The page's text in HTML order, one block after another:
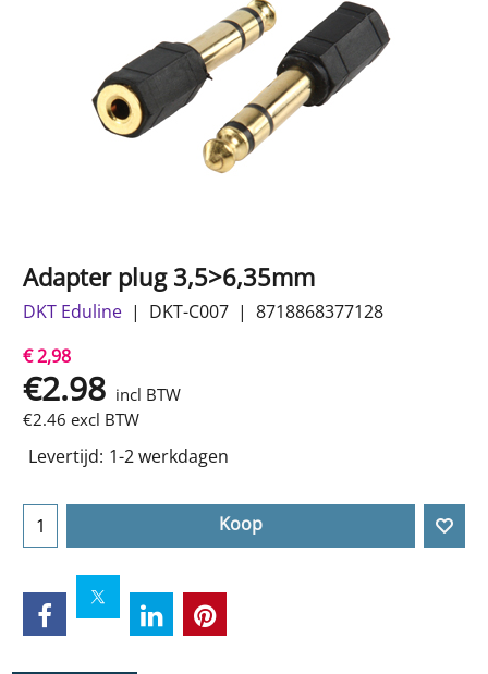
Adapter plug 3,5>6,35mm
DKT Eduline DKT-C007
8718868377128
€ 2,98
€2.98 incl BTW
€2.46 excl BTW
Levertijd: 1-2 werkdagen
Koop